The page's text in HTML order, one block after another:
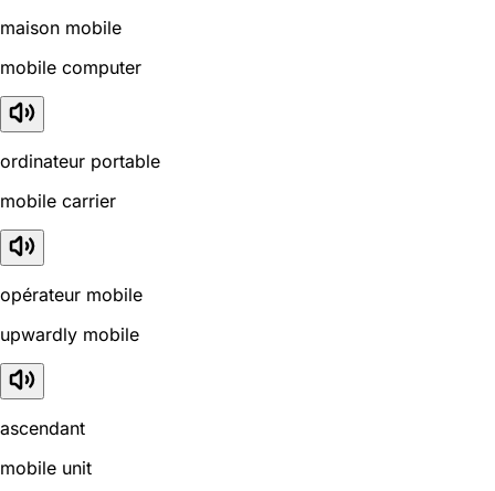
maison mobile
mobile computer
ordinateur portable
mobile carrier
opérateur mobile
upwardly mobile
ascendant
mobile unit